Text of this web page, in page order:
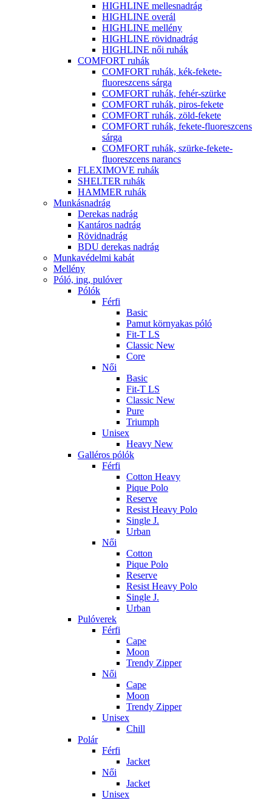
HIGHLINE mellesnadrág
HIGHLINE overál
HIGHLINE mellény
HIGHLINE rövidnadrág
HIGHLINE női ruhák
COMFORT ruhák
COMFORT ruhák, kék-fekete-
fluoreszcens sárga
COMFORT ruhák, fehér-szürke
COMFORT ruhák, piros-fekete
COMFORT ruhák, zöld-fekete
COMFORT ruhák, fekete-fluoreszcens
sárga
COMFORT ruhák, szürke-fekete-
fluoreszcens narancs
FLEXIMOVE ruhák
SHELTER ruhák
HAMMER ruhák
Munkásnadrág
Derekas nadrág
Kantáros nadrág
Rövidnadrág
BDU derekas nadrág
Munkavédelmi kabát
Mellény
Póló, ing, pulóver
Pólók
Férfi
Basic
Pamut környakas póló
Fit-T LS
Classic New
Core
Női
Basic
Fit-T LS
Classic New
Pure
Triumph
Unisex
Heavy New
Galléros pólók
Férfi
Cotton Heavy
Pique Polo
Reserve
Resist Heavy Polo
Single J.
Urban
Női
Cotton
Pique Polo
Reserve
Resist Heavy Polo
Single J.
Urban
Pulóverek
Férfi
Cape
Moon
Trendy Zipper
Női
Cape
Moon
Trendy Zipper
Unisex
Chill
Polár
Férfi
Jacket
Női
Jacket
Unisex